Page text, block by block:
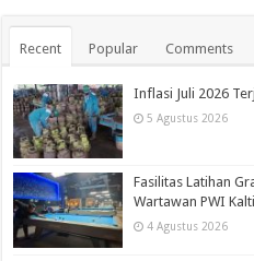
Recent Popular Comments
Inflasi Juli 2026
5 Agustus 2026
Fasilitas Latihan
Wartawan PWI
4 Agustus 2026